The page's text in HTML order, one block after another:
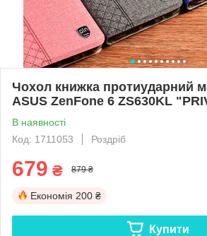
Чохол книжка протиударний
ASUS ZenFone 6 ZS630KL
В наявності
Код: 1711053
Роздріб
679 ₴ 879 ₴
Економія 200 ₴
Купити